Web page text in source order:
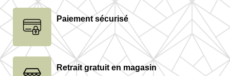
Paiement sécurisé
Retrait gratuit en magasin